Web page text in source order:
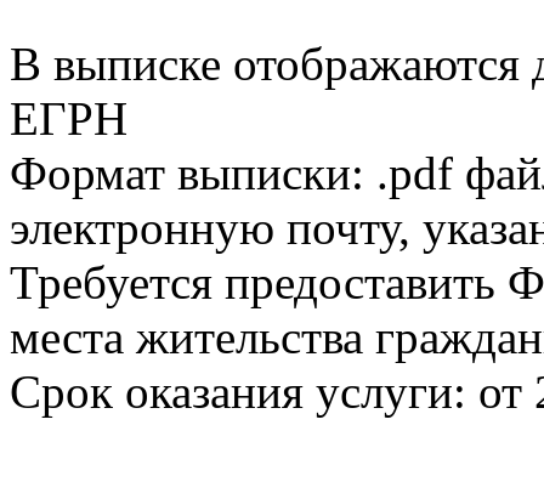
В выписке
ЕГРН
Формат выписки: .pdf
электронную почту,
Требуется
места жительства
Срок оказания услуги: от